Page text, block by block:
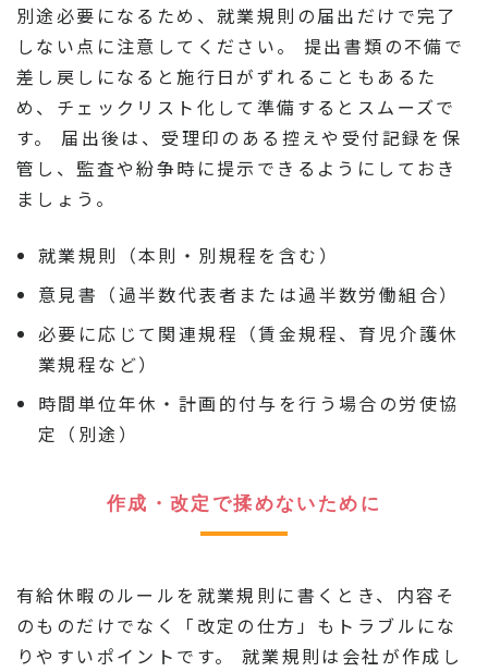
別途必要になるため、就業規則の届出だけで完了
しない点に注意してください。 提出書類の不備で
差し戻しになると施行日がずれることもあるた
め、チェックリスト化して準備するとスムーズで
す。 届出後は、受理印のある控えや受付記録を保
管し、監査や紛争時に提示できるようにしておき
ましょう。
就業規則（本則・別規程を含む）
意見書（過半数代表者または過半数労働組合）
必要に応じて関連規程（賃金規程、育児介護休
業規程など）
時間単位年休・計画的付与を行う場合の労使協
定（別途）
作成・改定で揉めないために
有給休暇のルールを就業規則に書くとき、内容そ
のものだけでなく「改定の仕方」もトラブルにな
りやすいポイントです。 就業規則は会社が作成し